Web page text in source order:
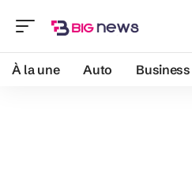
À la une Auto Business